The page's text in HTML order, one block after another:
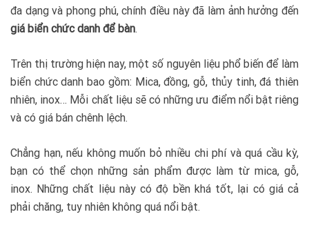
đa dạng và phong phú, chính điều này đã làm ảnh hưởng đến
giá biển chức danh để bàn.
Trên thị trường hiện nay, một số nguyên liệu phổ biến để làm
biển chức danh bao gồm: Mica, đồng, gỗ, thủy tinh, đá thiên
nhiên, inox… Mỗi chất liệu sẽ có những ưu điểm nổi bật riêng
và có giá bán chênh lệch.
Chẳng hạn, nếu không muốn bỏ nhiều chi phí và quá cầu kỳ,
bạn có thể chọn những sản phẩm được làm từ mica, gỗ,
inox. Những chất liệu này có độ bền khá tốt, lại có giá cả
phải chăng, tuy nhiên không quá nổi bật.